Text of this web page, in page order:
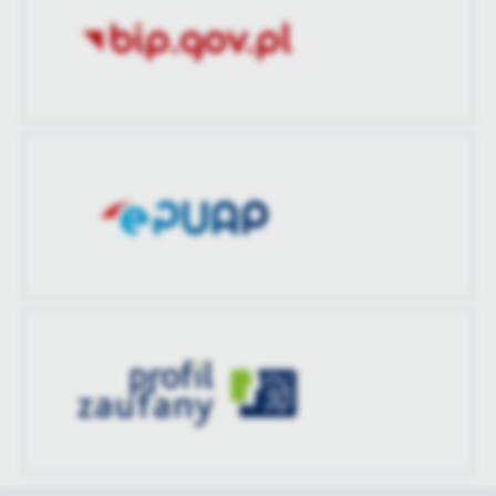
społecznościowych.
Data opublikowania 2026-02-04 14:43:14
Opublikował Emilia Gdula
zaktualizował